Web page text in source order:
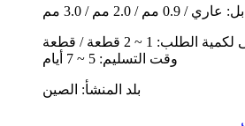
مم / 2.0 مم / 3.0 مم
الحد الأدنى لكمية الطلب: 1 ~ 2 قطعة / قطعة
وقت التسليم: 5 ~ 7 أيام
بلد المنشأ: الصين